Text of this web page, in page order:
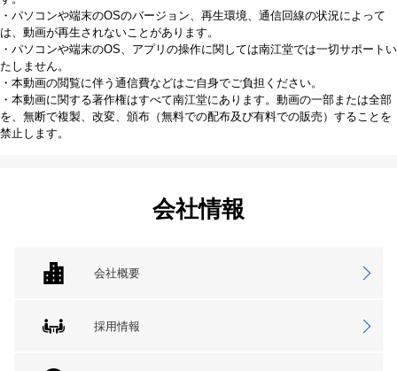
・パソコンや端末のOSのバージョン、再生環境、通信回線の状況によって
は、動画が再生されないことがあります。
・パソコンや端末のOS、アプリの操作に関しては南江堂では一切サポートい
たしません。
・本動画の閲覧に伴う通信費などはご自身でご負担ください。
・本動画に関する著作権はすべて南江堂にあります。動画の一部または全部
を、無断で複製、改変、頒布（無料での配布及び有料での販売）することを
禁止します。
会社情報
会社概要
採用情報